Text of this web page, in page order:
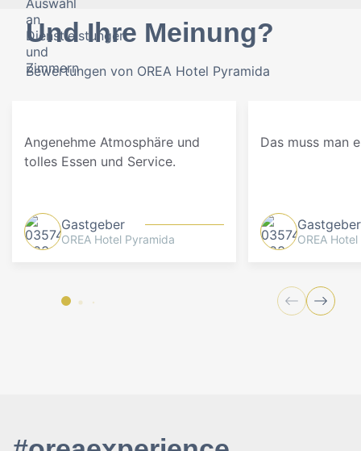
Und Ihre Meinung?
Bewertungen von OREA Hotel Pyramida
Angenehme Atmosphäre und
tolles Essen und Service.
Gastgeber
OREA Hotel Pyramida
Das muss man
Gastgeber
OREA